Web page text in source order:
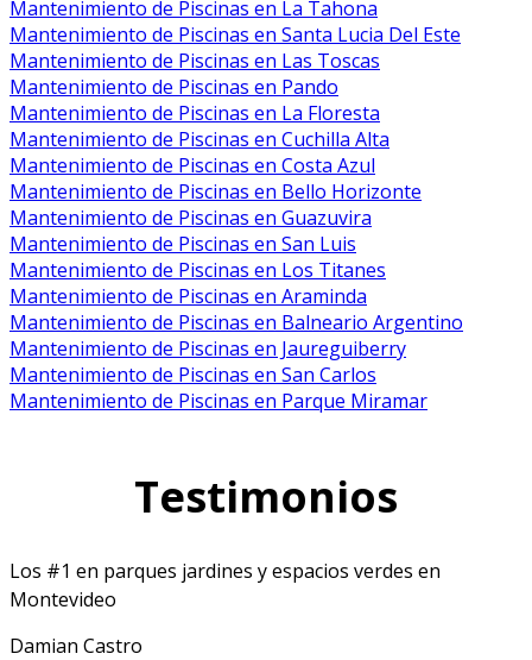
Mantenimiento de Piscinas en La Tahona
Mantenimiento de Piscinas en Santa Lucia Del Este
Mantenimiento de Piscinas en Las Toscas
Mantenimiento de Piscinas en Pando
Mantenimiento de Piscinas en La Floresta
Mantenimiento de Piscinas en Cuchilla Alta
Mantenimiento de Piscinas en Costa Azul
Mantenimiento de Piscinas en Bello Horizonte
Mantenimiento de Piscinas en Guazuvira
Mantenimiento de Piscinas en San Luis
Mantenimiento de Piscinas en Los Titanes
Mantenimiento de Piscinas en Araminda
Mantenimiento de Piscinas en Balneario Argentino
Mantenimiento de Piscinas en Jaureguiberry
Mantenimiento de Piscinas en San Carlos
Mantenimiento de Piscinas en Parque Miramar
Testimonios
Los #1 en parques jardines y espacios verdes en
Montevideo
Damian Castro